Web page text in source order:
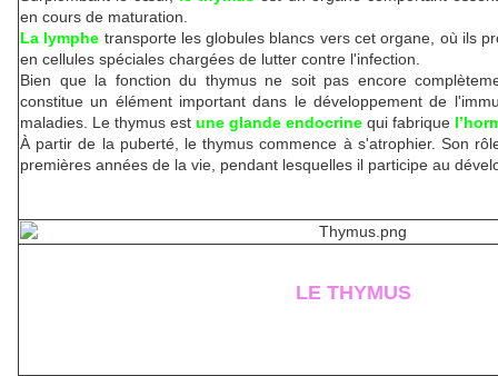
en cours de maturation.
La lymphe transporte les globules blancs vers cet organe, où ils
en cellules spéciales chargées de lutter contre l'infection.
Bien que la fonction du thymus ne soit pas encore
constitue un élément important dans le développement de
maladies. Le thymus est une glande endocrine qui fabrique
À partir de la puberté, le thymus commence à s'atrophier. Son
premières années de la vie, pendant lesquelles il participe au
LE THYMUS